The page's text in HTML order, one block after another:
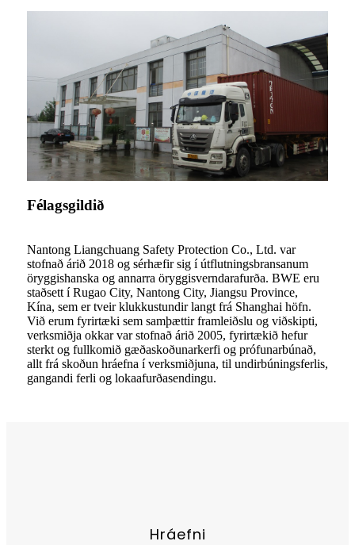
Félagsgildið
Nantong Liangchuang Safety Protection Co., Ltd. var
stofnað árið 2018 og sérhæfir sig í útflutningsbransanum
öryggishanska og annarra öryggisverndarafurða. BWE eru
staðsett í Rugao City, Nantong City, Jiangsu Province,
Kína, sem er tveir klukkustundir langt frá Shanghai höfn.
Við erum fyrirtæki sem samþættir framleiðslu og viðskipti,
verksmiðja okkar var stofnað árið 2005, fyrirtækið hefur
sterkt og fullkomið gæðaskoðunarkerfi og prófunarbúnað,
allt frá skoðun hráefna í verksmiðjuna, til undirbúningsferlis,
gangandi ferli og lokaafurðasendingu.
Hráefni